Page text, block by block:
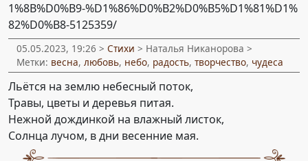
1%8B%D0%B9-%D1%86%D0%B2%D0%B5%D1%81%D1%
82%D0%B8-5125359/
05.05.2023, 19:26 > Стихи > Наталья Никанорова >
Метки: весна, любовь, небо, радость, творчество, чудеса
Льётся на землю небесный поток,
Травы, цветы и деревья питая.
Нежной дождинкой на влажный листок,
Солнца лучом, в дни весенние мая.